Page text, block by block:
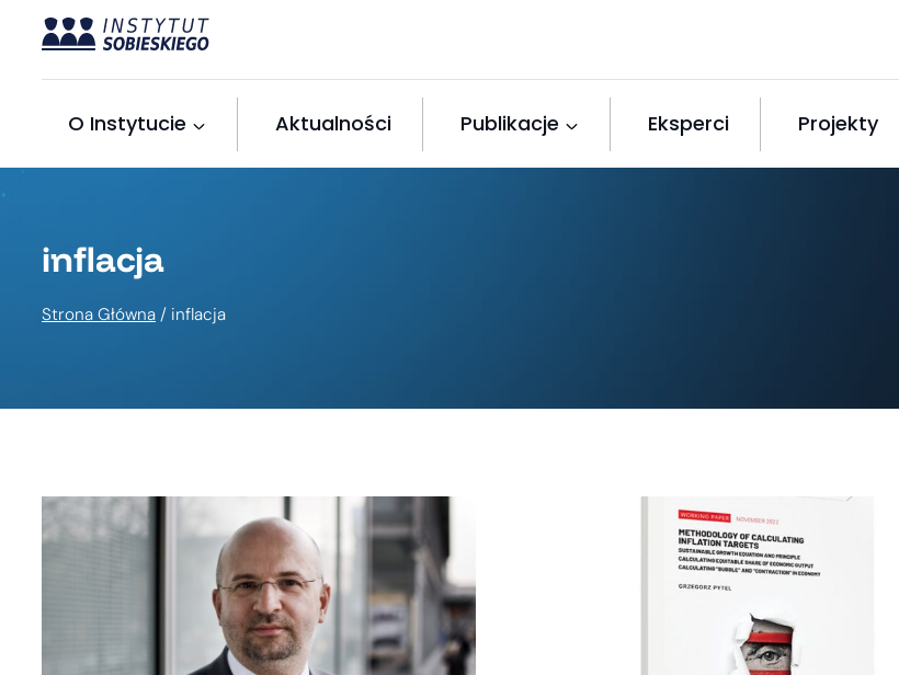
Przejdź
treści
O Instytucie Aktualności Publikacje Eksperci Projekty
inflacja
Strona Główna / inflacja